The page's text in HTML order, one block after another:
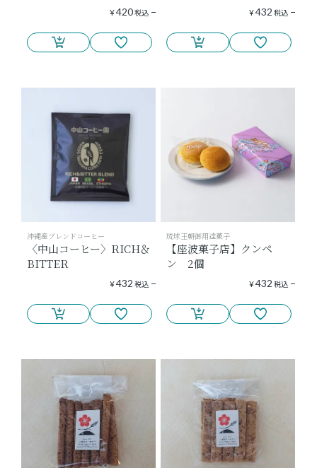
¥420税込 ¥432 税込
沖縄産ブレンドコーヒー
〈中山コーヒー〉RICH＆
BITTER
¥432 税込
琉球王朝御用達菓子
【座波菓子店】クンペ
ン 2個
¥432 税込